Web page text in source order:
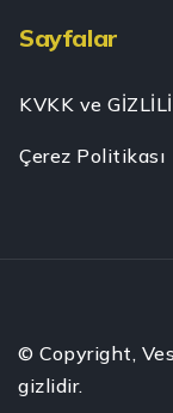
Sayfalar
KVKK ve
Çerez Politikası
© Copyright,
gizlidir.